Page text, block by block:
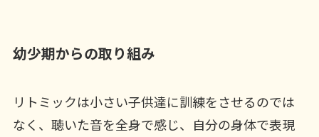
幼少期からの取り組み
リトミックは小さい子供達に訓練をさせるのでは
なく、聴いた音を全身で感じ、自分の身体で表現